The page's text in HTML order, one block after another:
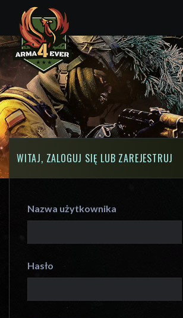
WITAJ, ZALOGUJ SIĘ LUB ZAREJESTRUJ
Nazwa użytkownika
Hasło